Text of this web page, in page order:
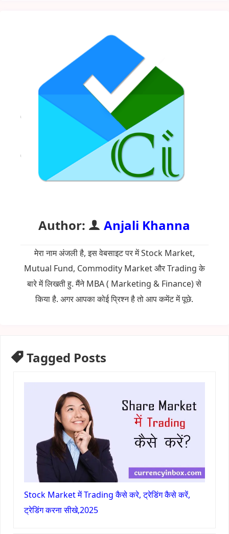
Author: Anjali Khanna
मेरा नाम अंजली है, इस वेबसाइट पर में Stock Market,
Mutual Fund, Commodity Market और Trading के
बारे में लिखती हु. मैंने MBA ( Marketing & Finance) से
किया है. अगर आपका कोई प्रिश्न है तो आप कमेंट में पूछे.
Tagged Posts
Stock Market में Trading कैसे करे, ट्रेडिंग कैसे करें,
ट्रेडिंग करना सीखे,2025